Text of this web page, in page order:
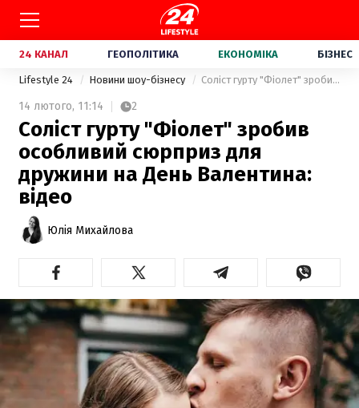
24 КАНАЛ ГЕОПОЛІТИКА ЕКОНОМІКА БІЗНЕС
Lifestyle 24 Новини шоу-бізнесу Соліст гурту "Фіолет" зробив особливий сюрприз для дружини на День Валентина: відео
14 лютого, 11:14 2
Соліст гурту "Фіолет" зробив
особливий сюрприз для
дружини на День Валентина:
відео
Юлія Михайлова